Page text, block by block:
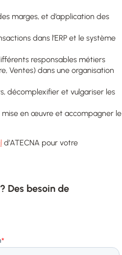
marges, et d’application des
dans l’ERP et le système
responsables métiers
Ventes) dans une organisation
décomplexifier et vulgariser les
mise en œuvre et accompagner le
d’ATECNA pour votre
Des besoin de